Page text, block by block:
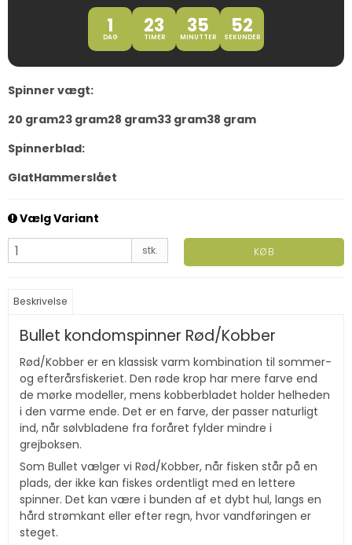
1
DAG 23
TIMER 35
MINUTTER 51
SEKUNDER
Spinner vægt:
20 gram23 gram28 gram33 gram38 gram
Spinnerblad:
GlatHammerslået
Vælg Variant
stk. KØB
Beskrivelse
Bullet kondomspinner Rød/Kobber
Rød/Kobber er en klassisk varm kombination til sommer-
og efterårsfiskeriet. Den røde krop har mere farve end
de mørke modeller, mens kobberbladet holder helheden
i den varme ende. Det er en farve, der passer naturligt
ind, når sølvbladene fra foråret fylder mindre i
grejboksen.
Som Bullet vælger vi Rød/Kobber, når fisken står på en
plads, der ikke kan fiskes ordentligt med en lettere
spinner. Det kan være i bunden af et dybt hul, langs en
hård strømkant eller efter regn, hvor vandføringen er
steget.